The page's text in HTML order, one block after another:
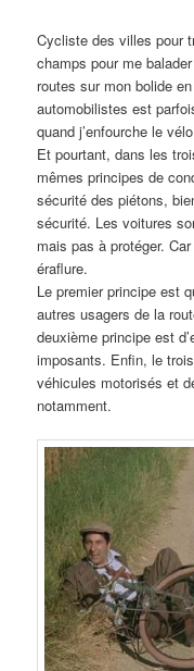
Cycliste des villes pour
champs pour me
routes sur mon bolide
automobilistes est
quand j’enfourche le
Et pourtant, dans les
mêmes principes de
sécurité des piétons,
sécurité. Les voitures
mais pas à protéger.
éraflure.
Le premier principe est
autres usagers de la
deuxième principe est
imposants. Enfin, le
véhicules motorisés et
notamment.